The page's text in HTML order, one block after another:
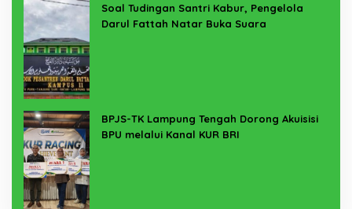
Soal Tudingan Santri Kabur, Pengelola
Darul Fattah Natar Buka Suara
BPJS-TK Lampung Tengah Dorong Akuisisi
BPU melalui Kanal KUR BRI